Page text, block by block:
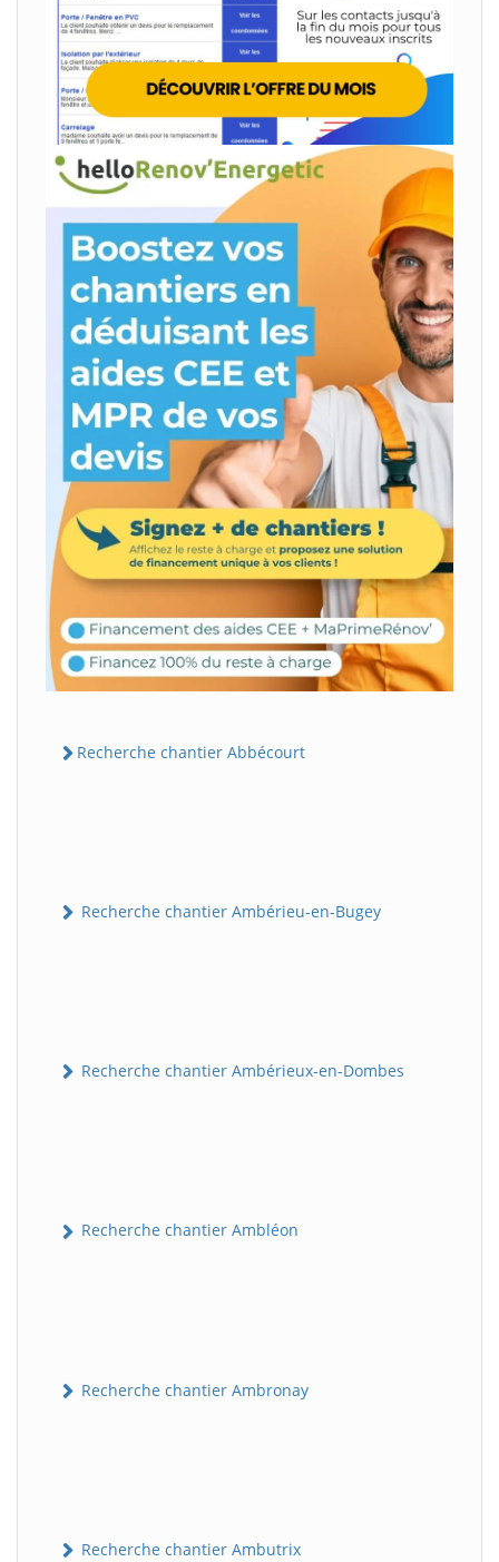
Recherche chantier Abbécourt
Recherche chantier Ambérieu-en-Bugey
Recherche chantier Ambérieux-en-Dombes
Recherche chantier Ambléon
Recherche chantier Ambronay
Recherche chantier Ambutrix